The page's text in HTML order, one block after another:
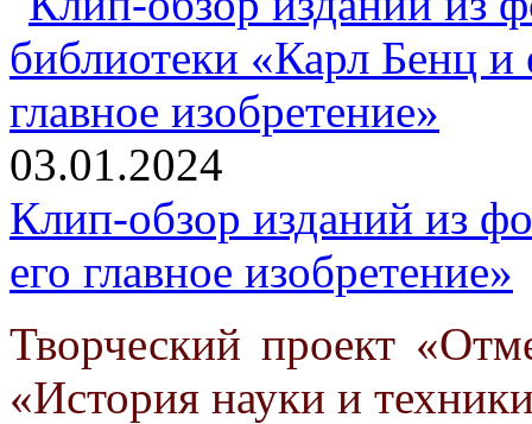
03.01.2024
Клип-обзор изданий из
его главное изобретение»
Творческий проект
«История науки и